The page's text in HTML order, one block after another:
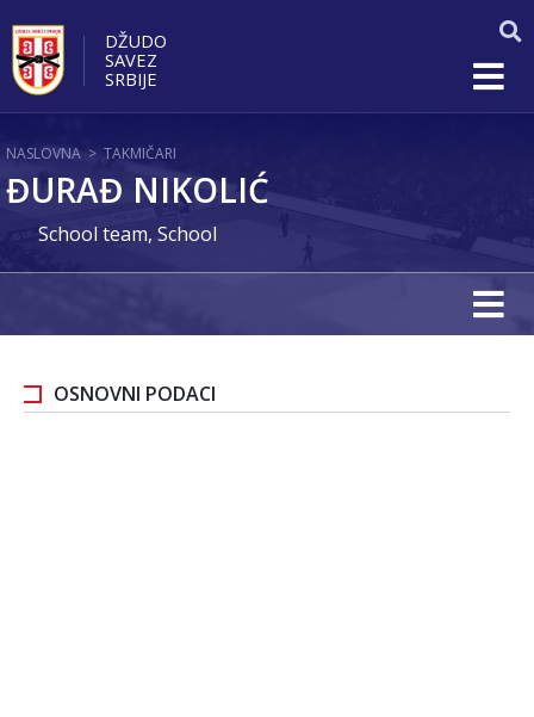
DŽUDO
SAVEZ
SRBIJE
NASLOVNA > TAKMIČARI
ĐURAĐ NIKOLIĆ
School team, School
OSNOVNI PODACI